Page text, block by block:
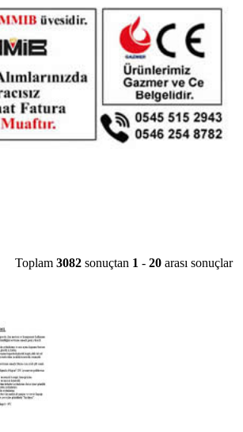
Toplam 3082 sonuçtan 1 - 20 arası sonuçlar